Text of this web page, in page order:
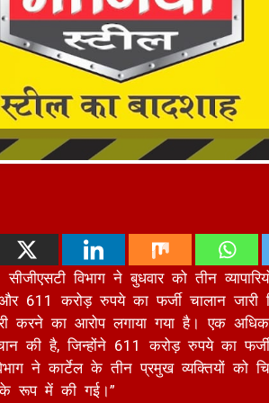
611 करोड़ रुपये का फर्जी चालान जारी
करने का आरोप लगाया गया है। एक
की है, जिन्होंने 611 करोड़ रुपये का
ने कार्टेल के तीन प्रमुख व्यक्तियों को
रूप में की गई।”
है कि ये फर्म ‘फर्जी’ चालान और